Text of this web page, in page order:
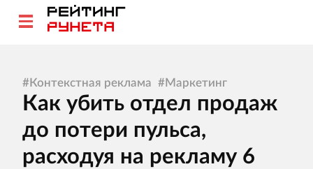
#Контекстная реклама #Маркетинг
Как убить отдел продаж
до потери пульса,
расходуя на рекламу 6